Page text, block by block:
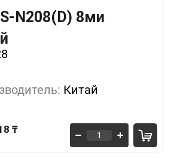
N208(D) 8ми
Китай
₸